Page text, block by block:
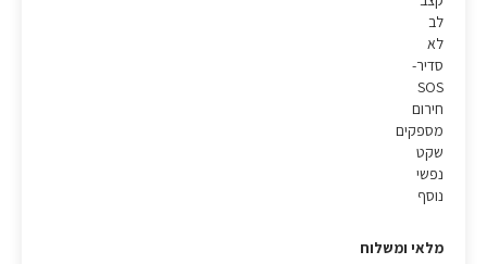
לב
לא
סדיר-
SOS
חירום
מספקים
שקט
נפשי
נוסף
מלאי ומשלוח